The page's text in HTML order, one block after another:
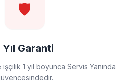
🛡️
Yıl Garanti
1 yıl boyunca Servis Yanında